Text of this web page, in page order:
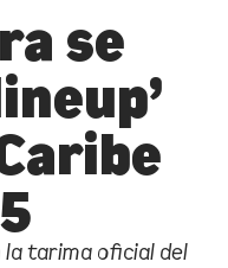
se
la tarima oficial del